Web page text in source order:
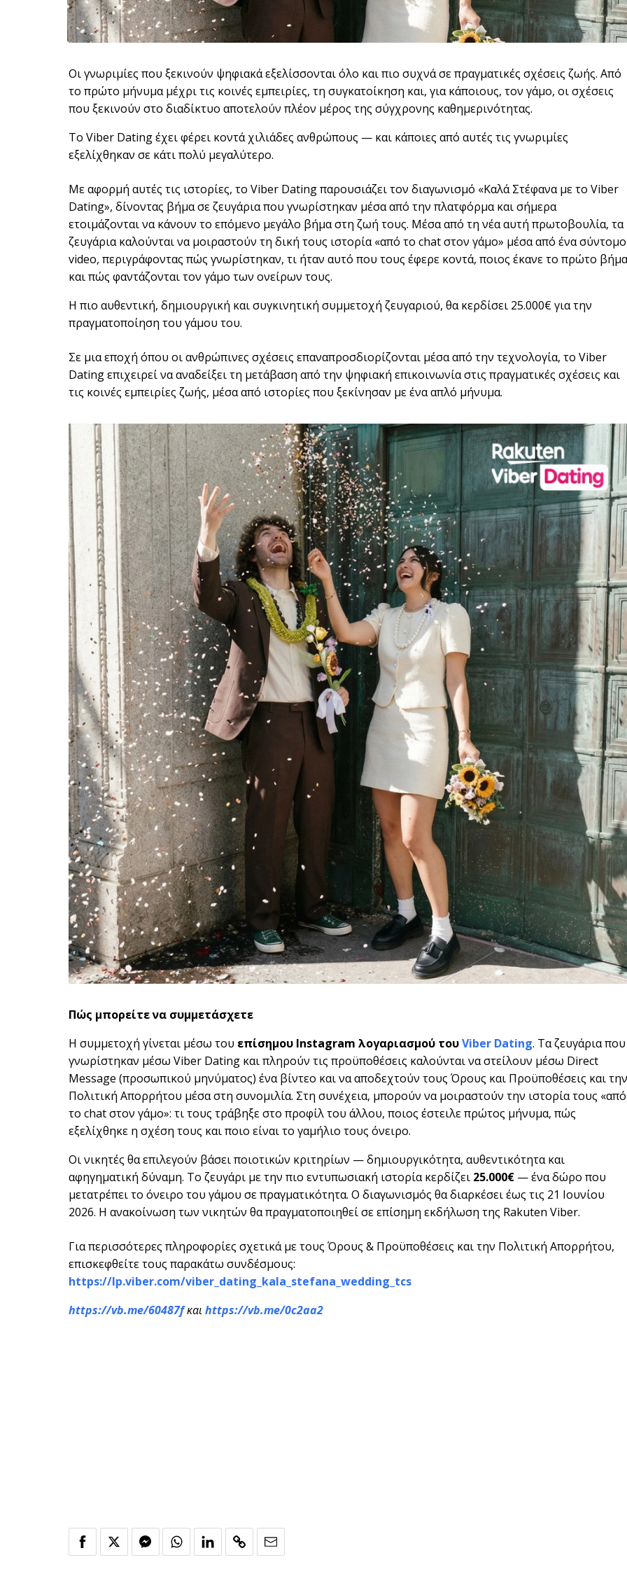
Οι γνωριμίες που ξεκινούν ψηφιακά εξελίσσονται όλο και πιο συχνά σε πραγματικές σχέσεις ζωής. Από
το πρώτο μήνυμα μέχρι τις κοινές εμπειρίες, τη συγκατοίκηση και, για κάποιους, τον γάμο, οι σχέσεις
που ξεκινούν στο διαδίκτυο αποτελούν πλέον μέρος της σύγχρονης καθημερινότητας.
Το Viber Dating έχει φέρει κοντά χιλιάδες ανθρώπους — και κάποιες από αυτές τις γνωριμίες
εξελίχθηκαν σε κάτι πολύ μεγαλύτερο.
Με αφορμή αυτές τις ιστορίες, το Viber Dating παρουσιάζει τον διαγωνισμό «Καλά Στέφανα με το Viber
Dating», δίνοντας βήμα σε ζευγάρια που γνωρίστηκαν μέσα από την πλατφόρμα και σήμερα
ετοιμάζονται να κάνουν το επόμενο μεγάλο βήμα στη ζωή τους. Μέσα από τη νέα αυτή πρωτοβουλία, τα
ζευγάρια καλούνται να μοιραστούν τη δική τους ιστορία «από το chat στον γάμο» μέσα από ένα σύντομο
video, περιγράφοντας πώς γνωρίστηκαν, τι ήταν αυτό που τους έφερε κοντά, ποιος έκανε το πρώτο βήμα
και πώς φαντάζονται τον γάμο των ονείρων τους.
Η πιο αυθεντική, δημιουργική και συγκινητική συμμετοχή ζευγαριού, θα κερδίσει 25.000€ για την
πραγματοποίηση του γάμου του.
Σε μια εποχή όπου οι ανθρώπινες σχέσεις επαναπροσδιορίζονται μέσα από την τεχνολογία, το Viber
Dating επιχειρεί να αναδείξει τη μετάβαση από την ψηφιακή επικοινωνία στις πραγματικές σχέσεις και
τις κοινές εμπειρίες ζωής, μέσα από ιστορίες που ξεκίνησαν με ένα απλό μήνυμα.
Πώς μπορείτε να συμμετάσχετε
Η συμμετοχή γίνεται μέσω του επίσημου Instagram λογαριασμού τουViber Dating. Τα ζευγάρια που
γνωρίστηκαν μέσω Viber Dating και πληρούν τις προϋποθέσεις καλούνται να στείλουν μέσω Direct
Message (προσωπικού μηνύματος) ένα βίντεο και να αποδεχτούν τους Όρους και Προϋποθέσεις και την
Πολιτική Απορρήτου μέσα στη συνομιλία. Στη συνέχεια, μπορούν να μοιραστούν την ιστορία τους «από
το chat στον γάμο»: τι τους τράβηξε στο προφίλ του άλλου, ποιος έστειλε πρώτος μήνυμα, πώς
εξελίχθηκε η σχέση τους και ποιο είναι το γαμήλιο τους όνειρο.
Οι νικητές θα επιλεγούν βάσει ποιοτικών κριτηρίων — δημιουργικότητα, αυθεντικότητα και
αφηγηματική δύναμη. Το ζευγάρι με την πιο εντυπωσιακή ιστορία κερδίζει 25.000€ — ένα δώρο που
μετατρέπει το όνειρο του γάμου σε πραγματικότητα. Ο διαγωνισμός θα διαρκέσει έως τις 21 Ιουνίου
2026. Η ανακοίνωση των νικητών θα πραγματοποιηθεί σε επίσημη εκδήλωση της Rakuten Viber.
Για περισσότερες πληροφορίες σχετικά με τους Όρους & Προϋποθέσεις και την Πολιτική Απορρήτου,
επισκεφθείτε τους παρακάτω συνδέσμους:
https://lp.viber.com/viber_dating_kala_stefana_wedding_tcs
https://vb.me/60487fκαι https://vb.me/0c2aa2